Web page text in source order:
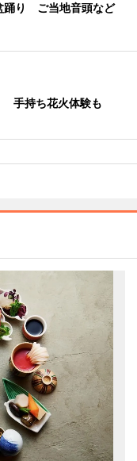
踊り ご当地音頭など
手持ち花火体験も